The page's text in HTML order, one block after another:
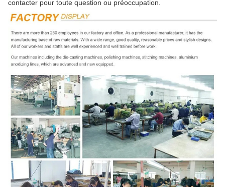
contacter pour toute question ou préoccupation.